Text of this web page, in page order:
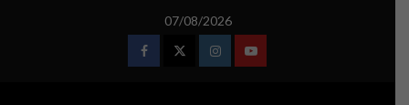
07/08/2026
FacebookTwitterInstagramYoutube